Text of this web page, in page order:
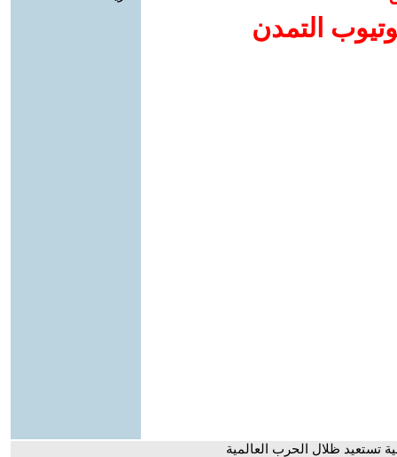
التمدن
تستعيد ظلال الحرب العالمية